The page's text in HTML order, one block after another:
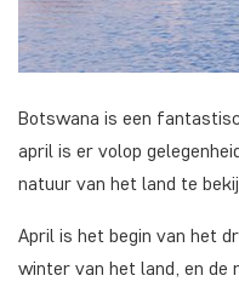
Botswana is een
april is er volop
natuur van het land te
April is het begin van het
winter van het land, en de